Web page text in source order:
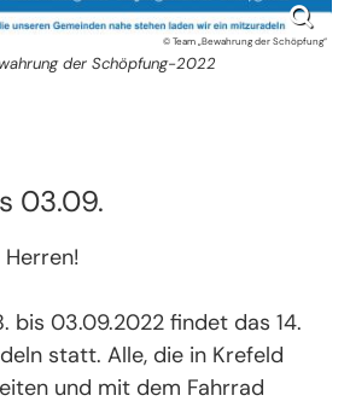
© Team „Bewahrung der Schöpfung“
der Schöpfung-2022
03.09.
bis 03.09.2022 findet das 14.
statt. Alle, die in Krefeld
und mit dem Fahrrad